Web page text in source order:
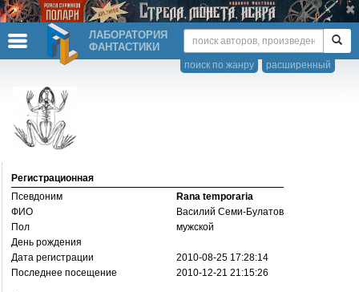
ЛАБОРАТОРИЯ
ФАНТАСТИКИ
расширенный
поиск по жанру
Регистрационная
Псевдоним
Rana temporaria
ФИО
Василий Семи-Булатов
Пол
мужской
День рождения
Дата регистрации
2010-08-25 17:28:14
Последнее посещение
2010-12-21 21:15:26